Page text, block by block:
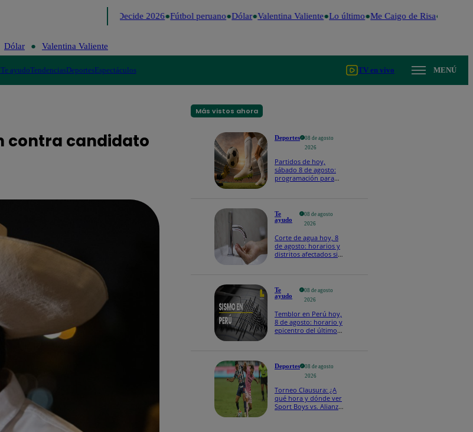
Perú Decide 2026 Fútbol peruano Dólar Valentina Valiente Lo último Me Caigo de Risa Perú
Dólar Valentina Valiente
Te ayudoTendenciasDeportesEspectáculos TV en vivo MENÚ
contra candidato
Más vistos ahora
Deportes
08 de agosto
2026
Partidos de hoy,
sábado 8 de agosto:
programación para
Te
ayudo
08 de agosto
2026
Corte de agua hoy, 8
de agosto: horarios y
distritos afectados sin
Te
ayudo
08 de agosto
2026
Temblor en Perú hoy,
8 de agosto: horario y
epicentro del último
Deportes
08 de agosto
2026
Torneo Clausura: ¿A
qué hora y dónde ver
Sport Boys vs. Alianza